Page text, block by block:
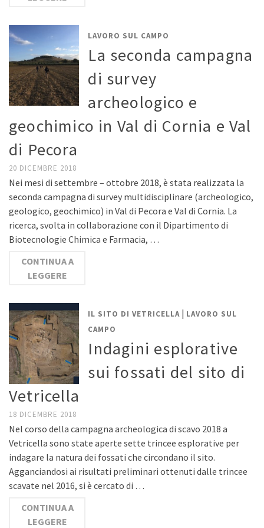
LAVORO SUL CAMPO
La seconda campagna
di survey
archeologico e
geochimico in Val di Cornia e Val
di Pecora
20 DICEMBRE 2018
Nei mesi di settembre – ottobre 2018, è stata realizzata la
seconda campagna di survey multidisciplinare (archeologico,
geologico, geochimico) in Val di Pecora e Val di Cornia. La
ricerca, svolta in collaborazione con il Dipartimento di
Biotecnologie Chimica e Farmacia, …
CONTINUA A
LEGGERE
IL SITO DI VETRICELLA | LAVORO SUL
CAMPO
Indagini esplorative
sui fossati del sito di
Vetricella
18 DICEMBRE 2018
Nel corso della campagna archeologica di scavo 2018 a
Vetricella sono state aperte sette trincee esplorative per
indagare la natura dei fossati che circondano il sito.
Agganciandosi ai risultati preliminari ottenuti dalle trincee
scavate nel 2016, si è cercato di …
CONTINUA A
LEGGERE